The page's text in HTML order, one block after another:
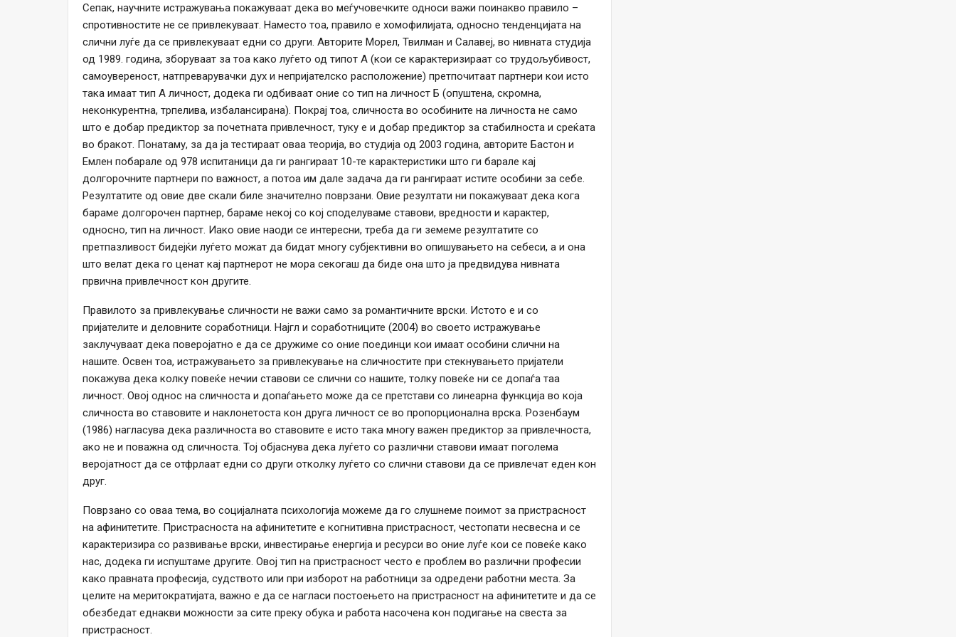
Сепак, научните истражувања покажуваат дека во меѓучовечките односи важи поинакво правило –
спротивностите не се привлекуваат. Наместо тоа, правило е хомофилијата, односно тенденцијата на
слични луѓе да се привлекуваат едни со други. Авторите Морел, Твилман и Салавеј, во нивната студија
од 1989. година, зборуваат за тоа како луѓето од типот А (кои се карактеризираат со трудољубивост,
самоувереност, натпреварувачки дух и непријателско расположение) претпочитаат партнери кои исто
така имаат тип А личност, додека ги одбиваат оние со тип на личност Б (опуштена, скромна,
неконкурентна, трпелива, избалансирана). Покрај тоа, сличноста во особините на личноста не само
што е добар предиктор за почетната привлечност, туку е и добар предиктор за стабилноста и среќата
во бракот. Понатаму, за да ја тестираат оваа теорија, во студија од 2003 година, авторите Бастон и
Емлен побарале од 978 испитаници да ги рангираат 10-те карактеристики што ги барале кај
долгорочните партнери по важност, а потоа им дале задача да ги рангираат истите особини за себе.
Резултатите од овие две скали биле значително поврзани. Овие резултати ни покажуваат дека кога
бараме долгорочен партнер, бараме некој со кој споделуваме ставови, вредности и карактер,
односно, тип на личност. Иако овие наоди се интересни, треба да ги земеме резултатите со
претпазливост бидејќи луѓето можат да бидат многу субјективни во опишувањето на себеси, а и она
што велат дека го ценат кај партнерот не мора секогаш да биде она што ја предвидува нивната
првична привлечност кон другите.
Правилото за привлекување сличности не важи само за романтичните врски. Истото е и со
пријателите и деловните соработници. Најгл и соработниците (2004) во своето истражување
заклучуваат дека поверојатно е да се дружиме со оние поединци кои имаат особини слични на
нашите. Освен тоа, истражувањето за привлекување на сличностите при стекнувањето пријатели
покажува дека колку повеќе нечии ставови се слични со нашите, толку повеќе ни се допаѓа таа
личност. Овој однос на сличноста и допаѓањето може да се претстави со линеарна функција во која
сличноста во ставовите и наклонетоста кон друга личност се во пропорционална врска. Розенбаум
(1986) нагласува дека различноста во ставовите е исто така многу важен предиктор за привлечноста,
ако не и поважна од сличноста. Тој објаснува дека луѓето со различни ставови имаат поголема
веројатност да се отфрлаат едни со други отколку луѓето со слични ставови да се привлечат еден кон
друг.
Поврзано со оваа тема, во социјалната психологија можеме да го слушнеме поимот за пристрасност
на афинитетите. Пристрасноста на афинитетите е когнитивна пристрасност, честопати несвесна и се
карактеризира со развивање врски, инвестирање енергија и ресурси во оние луѓе кои се повеќе како
нас, додека ги испуштаме другите. Овој тип на пристрасност често е проблем во различни професии
како правната професија, судството или при изборот на работници за одредени работни места. За
целите на меритократијата, важно е да се нагласи постоењето на пристрасност на афинитетите и да се
обезбедат еднакви можности за сите преку обука и работа насочена кон подигање на свеста за
пристрасност.